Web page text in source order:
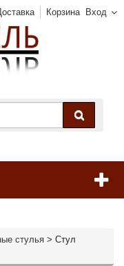
Вход
Корзина
стулья > Стул